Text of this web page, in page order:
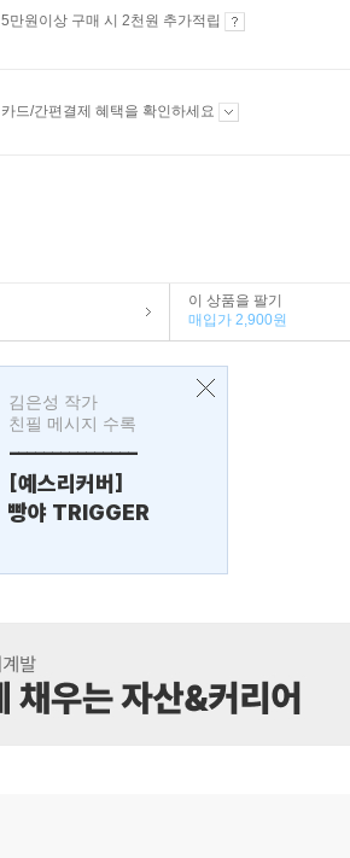
5만원이상 구매 시 2천원 추가적립
카드/간편결제 혜택을 확인하세요
이 상품을 팔기
매입가 2,900원
김은성 작가
친필 메시지 수록
---------------
[예스리커버]
빵야 TRIGGER